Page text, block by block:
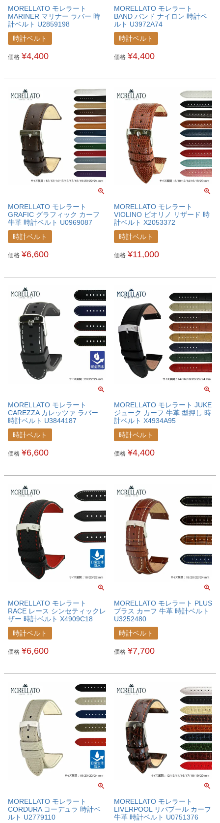
MORELLATO モレラート
MARINER マリナー ラバー 時
計ベルト U2859198
時計ベルト
価格 ¥4,400
MORELLATO モレラート
BAND バンド ナイロン 時計ベ
ルト U3972A74
時計ベルト
価格 ¥4,400
MORELLATO モレラート
GRAFIC グラフィック カーフ
牛革 時計ベルト U0969087
時計ベルト
価格 ¥6,600
MORELLATO モレラート
VIOLINO ビオリノ リザード 時
計ベルト X2053372
時計ベルト
価格 ¥11,000
MORELLATO モレラート
CAREZZA カレッツァ ラバー
時計ベルト U3844187
時計ベルト
価格 ¥6,600
MORELLATO モレラート JUKE
ジューク カーフ 牛革 型押し 時
計ベルト X4934A95
時計ベルト
価格 ¥4,400
MORELLATO モレラート
RACE レース シンセティックレ
ザー 時計ベルト X4909C18
時計ベルト
価格 ¥6,600
MORELLATO モレラート PLUS
プラス カーフ 牛革 時計ベルト
U3252480
時計ベルト
価格 ¥7,700
MORELLATO モレラート
CORDURA コーデュラ 時計ベ
ルト U2779110
MORELLATO モレラート
LIVERPOOL リバプール カーフ
牛革 時計ベルト U0751376